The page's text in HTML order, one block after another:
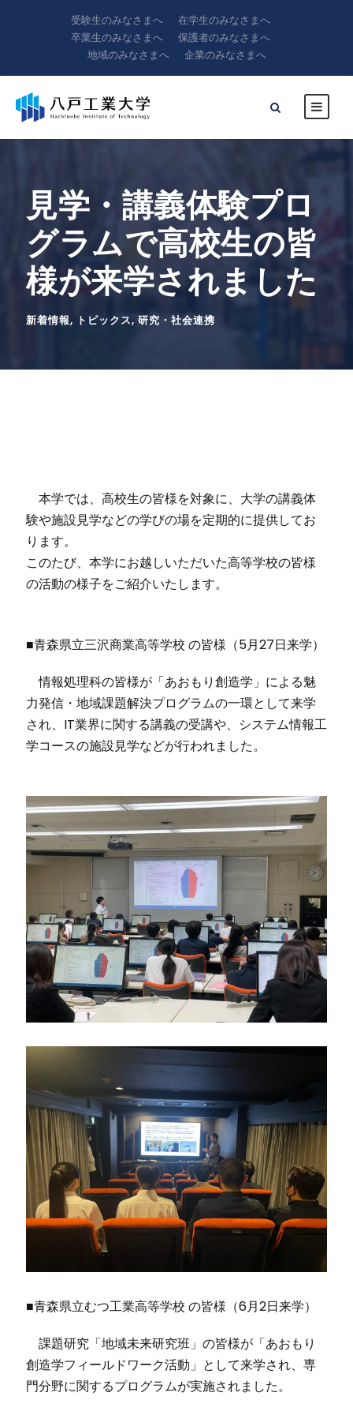
受験生のみなさまへ
在学生のみなさまへ
卒業生のみなさまへ
保護者のみなさまへ
地域のみなさまへ
企業のみなさまへ
見学・講義体験プロ
グラムで高校生の皆
様が来学されました
新着情報, トピックス, 研究・社会連携
本学では、高校生の皆様を対象に、大学の講義体
験や施設見学などの学びの場を定期的に提供してお
ります。
このたび、本学にお越しいただいた高等学校の皆様
の活動の様子をご紹介いたします。
■青森県立三沢商業高等学校 の皆様（5月27日来学）
情報処理科の皆様が「あおもり創造学」による魅
力発信・地域課題解決プログラムの一環として来学
され、IT業界に関する講義の受講や、システム情報工
学コースの施設見学などが行われました。
■青森県立むつ工業高等学校 の皆様（6月2日来学）
課題研究「地域未来研究班」の皆様が「あおもり
創造学フィールドワーク活動」として来学され、専
門分野に関するプログラムが実施されました。